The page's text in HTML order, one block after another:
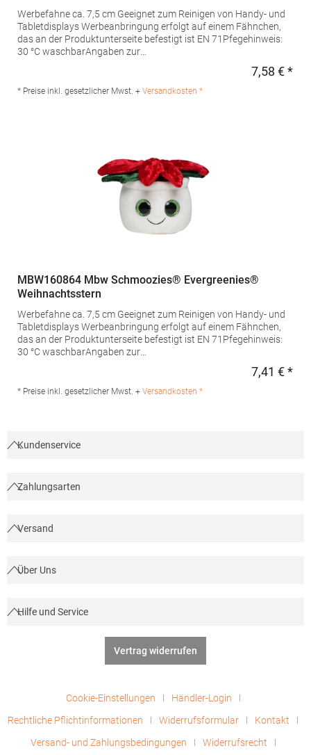
Werbefahne ca. 7,5 cm Geeignet zum Reinigen von Handy- und
Tabletdisplays Werbeanbringung erfolgt auf einem Fähnchen,
das an der Produktunterseite befestigt ist EN 71Pfegehinweis:
30 °C waschbarAngaben zur
Germanyinfo@mbw.shMaterialzusammensetzung: Polyester,
7,58 € *
* Preise inkl. gesetzlicher Mwst. + Versandkosten *
MBW160864 Mbw Schmoozies® Evergreenies®
Weihnachtsstern
Werbefahne ca. 7,5 cm Geeignet zum Reinigen von Handy- und
Tabletdisplays Werbeanbringung erfolgt auf einem Fähnchen,
das an der Produktunterseite befestigt ist EN 71Pfegehinweis:
30 °C waschbarAngaben zur
Germanyinfo@mbw.shMaterialzusammensetzung: Polyester,
7,41 € *
* Preise inkl. gesetzlicher Mwst. + Versandkosten *
Kundenservice
Zahlungsarten
Versand
Über Uns
Hilfe und Service
Vertrag widerrufen
Cookie-Einstellungen
Händler-Login
Rechtliche Pflichtinformationen
Widerrufsformular
Kontakt
Versand- und Zahlungsbedingungen
Widerrufsrecht